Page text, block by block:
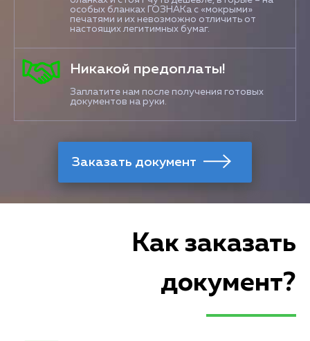
особых бланках ГОЗНАКа с «мокрыми»
печатями и их невозможно отличить от
настоящих легитимных бумаг.
Никакой предоплаты!
Заплатите нам после получения готовых
документов на руки.
Как заказать
документ?